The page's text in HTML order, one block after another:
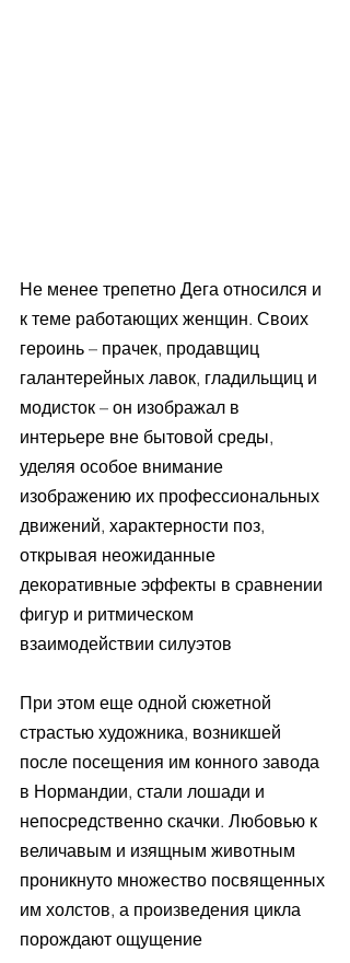
Не менее трепетно Дега относился и
к теме работающих женщин. Своих
героинь – прачек, продавщиц
галантерейных лавок, гладильщиц и
модисток – он изображал в
интерьере вне бытовой среды,
уделяя особое внимание
изображению их профессиональных
движений, характерности поз,
открывая неожиданные
декоративные эффекты в сравнении
фигур и ритмическом
взаимодействии силуэтов
При этом еще одной сюжетной
страстью художника, возникшей
после посещения им конного завода
в Нормандии, стали лошади и
непосредственно скачки. Любовью к
величавым и изящным животным
проникнуто множество посвященных
им холстов, а произведения цикла
порождают ощущение